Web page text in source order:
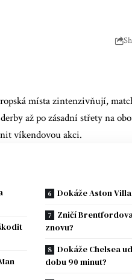
místa zintenzivňují,
až po zásadní střety na
víkendovou akci.
Dokáže Aston
Zničí
znovu?
Dokáže Chelsea
dobu 90 minut?